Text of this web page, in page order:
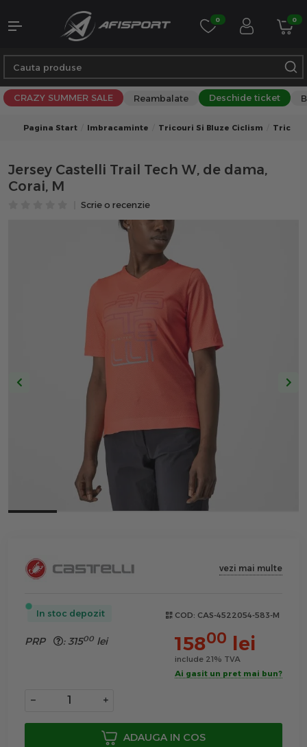
0 0
CRAZY SUMMER SALE Reambalate Deschide ticket
Pagina Start Imbracaminte Tricouri Si Bluze Ciclism
Jersey Castelli Trail Tech W, de dama,
Corai, M
Scrie o recenzie
vezi mai multe
In stoc depozit COD: CAS-4522054-583-M
PRP : 31500 lei 15800 lei
include 21% TVA
Ai gasit un pret mai bun?
− +
ADAUGA IN COS